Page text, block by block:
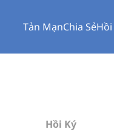
Tản MạnChia Sẻ
Hồi Ký